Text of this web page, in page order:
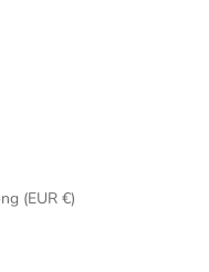
R.A.S. chinoise de Hong Kong (EUR €)